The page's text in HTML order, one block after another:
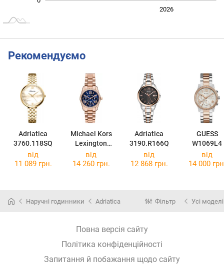
2026
Рекомендуємо
Adriatica
3760.118SQ
Michael Kors
Lexington
MK4926
Adriatica
3190.R166Q
GUESS
W1069L4
від
11 089 грн.
від
14 260 грн.
від
12 868 грн.
від
14 000
Наручні годинники Adriatica Фільтр Усі моделі
Повна версія сайту
Політика конфіденційності
Запитання й побажання щодо сайту